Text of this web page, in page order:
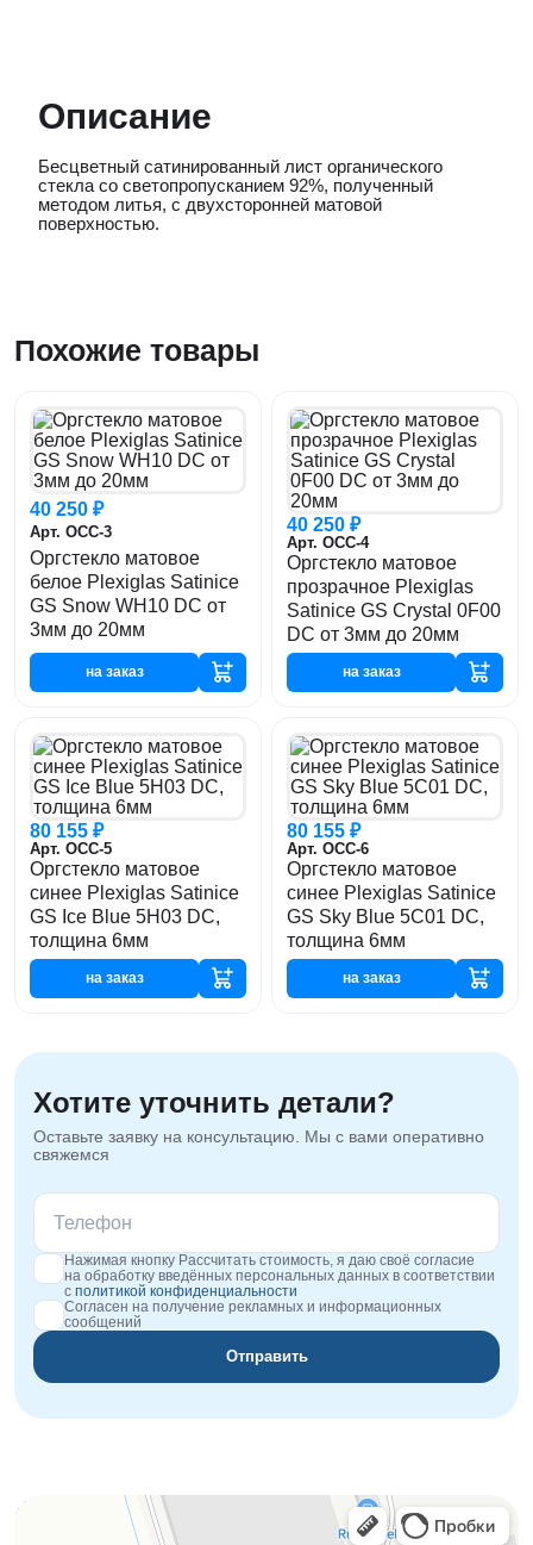
Описание
Бесцветный сатинированный лист органического
стекла со светопропусканием 92%, полученный
методом литья, с двухсторонней матовой
поверхностью.
Похожие товары
40 250 ₽
Арт. ОСС-3
Оргстекло матовое
белое Plexiglas Satinice
GS Snow WH10 DC от
3мм до 20мм
на заказ
40 250 ₽
Арт. ОСС-4
Оргстекло матовое
прозрачное Plexiglas
Satinice GS Crystal 0F00
DC от 3мм до 20мм
на заказ
80 155 ₽
Арт. ОСС-5
Оргстекло матовое
синее Plexiglas Satinice
GS Ice Blue 5H03 DC,
толщина 6мм
на заказ
80 155 ₽
Арт. ОСС-6
Оргстекло матовое
синее Plexiglas Satinice
GS Sky Blue 5C01 DC,
толщина 6мм
на заказ
Хотите уточнить детали?
Оставьте заявку на консультацию. Мы с вами оперативно
свяжемся
Нажимая кнопку Рассчитать стоимость, я даю своё согласие
на обработку введённых персональных данных в соответствии
с политикой конфиденциальности
Согласен на получение рекламных и информационных
сообщений
Отправить
Orgplex
Оргстекло, поликарбонат в Лыткарине
Торговое оборудование в Лыткарине